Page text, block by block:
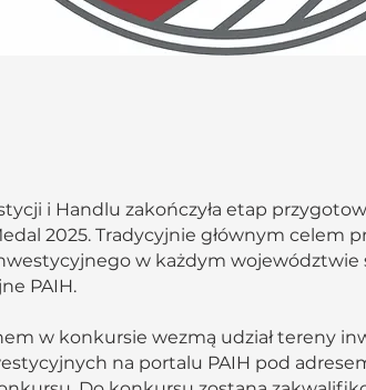
i Handlu zakończyła etap
2025. Tradycyjnie głównym celem
w każdym województwie
PAIH.
w konkursie wezmą udział tereny
na portalu PAIH pod